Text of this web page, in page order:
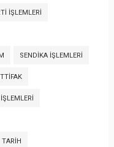
İŞLEMLERI
SENDIKA İŞLEMLERI
TARIH